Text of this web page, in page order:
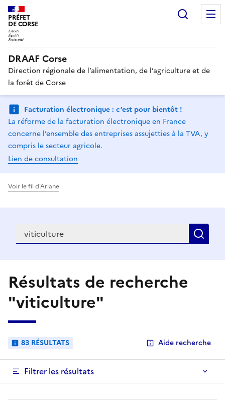
PRÉFET
DE CORSE
DRAAF Corse
Direction régionale de l’alimentation, de l’agriculture et de
la forêt de Corse
Facturation électronique : c’est pour bientôt !
La réforme de la facturation électronique en France
concerne l’ensemble des entreprises assujetties à la TVA, y
compris le secteur agricole.
Lien de consultation
Voir le fil d'Ariane
Recherche
Résultats de recherche
"viticulture"
83 RÉSULTATS Aide recherche
Filtrer les résultats